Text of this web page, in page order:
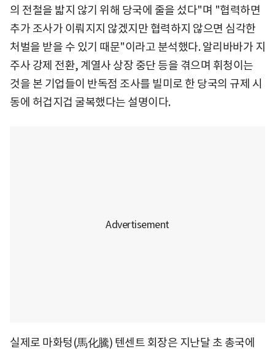
의 전철을 밟지 않기 위해 당국에 줄을 섰다"며 "협력하면
추가 조사가 이뤄지지 않겠지만 협력하지 않으면 심각한
처벌을 받을 수 있기 때문"이라고 분석했다. 알리바바가 지
주사 강제 전환, 계열사 상장 중단 등을 겪으며 휘청이는
것을 본 기업들이 반독점 조사를 빌미로 한 당국의 규제 시
동에 허겁지겁 굴복했다는 설명이다.
실제로 마화텅(馬化騰) 텐센트 회장은 지난달 초 총국에